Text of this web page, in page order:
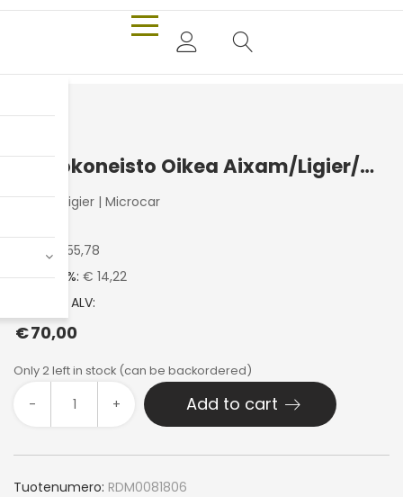
Lukkokoneisto Oikea Aixam/Ligier/Microcar
Aixam| Ligier | Microcar
Hinta:
55,78
ALV 25.5 %: € 14,22
Hinta sis. ALV:
€70,00
Only 2 left in stock (can be backordered)
- + Add to cart
Tuotenumero: RDM0081806